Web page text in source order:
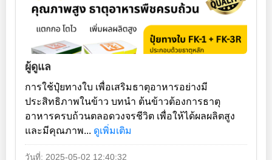
ผู้ดูแล
การใช้ปุ๋ยทางใบ เพื่อเสริมธาตุอาหารอย่างมี
ประสิทธิภาพในข้าว บทนำ ต้นข้าวต้องการธาตุ
อาหารครบถ้วนตลอดวงจรชีวิต เพื่อให้ได้ผลผลิตสูง
และมีคุณภาพ... ดูเพิ่มเติม
วันที่: 2025-05-02 12:40:32